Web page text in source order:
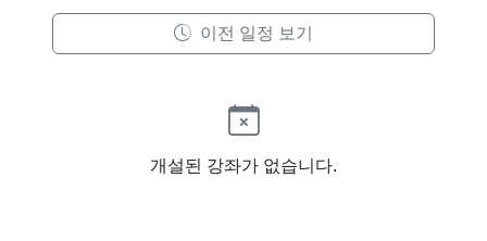
이전 일정 보기
개설된 강좌가 없습니다.